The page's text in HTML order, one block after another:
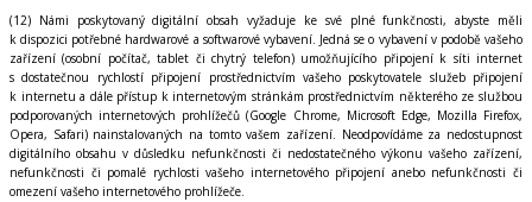
(12) Námi poskytovaný digitální obsah vyžaduje ke své plné funkčnosti, abyste měli
k dispozici potřebné hardwarové a softwarové vybavení. Jedná se o vybavení v podobě vašeho
zařízení (osobní počítač, tablet či chytrý telefon) umožňujícího připojení k síti internet
s dostatečnou rychlostí připojení prostřednictvím vašeho poskytovatele služeb připojení
k internetu a dále přístup k internetovým stránkám prostřednictvím některého ze službou
podporovaných internetových prohlížečů (Google Chrome, Microsoft Edge, Mozilla Firefox,
Opera, Safari) nainstalovaných na tomto vašem zařízení. Neodpovídáme za nedostupnost
digitálního obsahu v důsledku nefunkčnosti či nedostatečného výkonu vašeho zařízení,
nefunkčnosti či pomalé rychlosti vašeho internetového připojení anebo nefunkčnosti či
omezení vašeho internetového prohlížeče.